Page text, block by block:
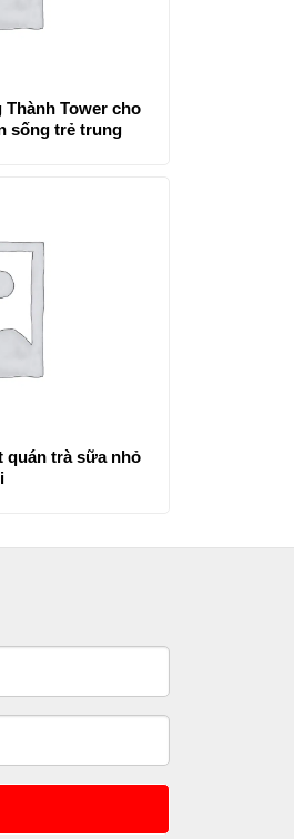
Thành Tower cho
sống trẻ trung
quán trà sữa nhỏ